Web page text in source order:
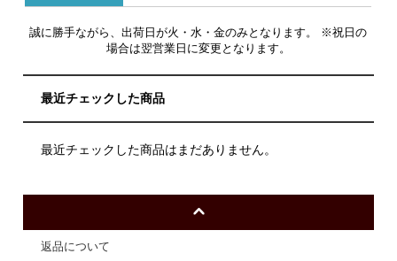
誠に勝手ながら、出荷日が火・水・金のみとなります。 ※祝日の
場合は翌営業日に変更となります。
最近チェックした商品
最近チェックした商品はまだありません。
返品について